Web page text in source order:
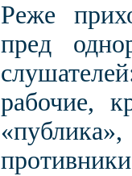
Реже
пред
рабочие,